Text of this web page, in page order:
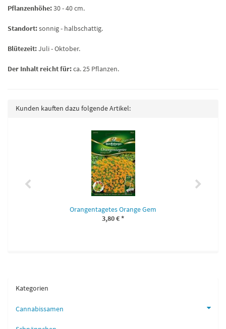
Pflanzenhöhe:30 - 40 cm.
Standort:sonnig - halbschattig.
Blütezeit:Juli - Oktober.
Der Inhalt reicht für:ca. 25 Pflanzen.
Kunden kauften dazu folgende Artikel:
Orangentagetes Orange Gem
3,80 €*
Kategorien
Cannabissamen